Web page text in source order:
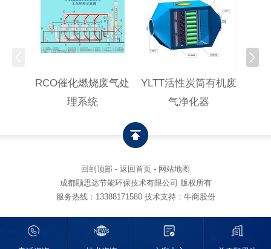
RCO催化燃烧废气处
理系统
YLTT活性炭筒有机废
气净化器
回到顶部 - 返回首页 - 网站地图
成都颐思达节能环保技术有限公司 版权所有
服务热线： 13388171580 技术支持：牛商股份